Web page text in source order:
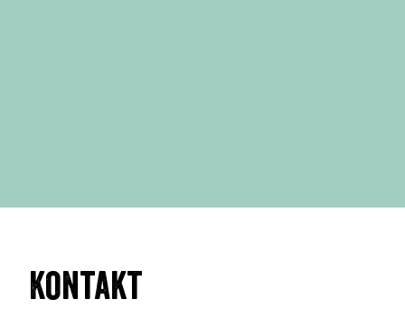
Kontakt